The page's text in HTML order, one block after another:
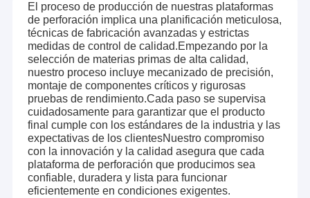
El proceso de producción de nuestras plataformas
de perforación implica una planificación meticulosa,
técnicas de fabricación avanzadas y estrictas
medidas de control de calidad.Empezando por la
selección de materias primas de alta calidad,
nuestro proceso incluye mecanizado de precisión,
montaje de componentes críticos y rigurosas
pruebas de rendimiento.Cada paso se supervisa
cuidadosamente para garantizar que el producto
final cumple con los estándares de la industria y las
expectativas de los clientesNuestro compromiso
con la innovación y la calidad asegura que cada
plataforma de perforación que producimos sea
confiable, duradera y lista para funcionar
eficientemente en condiciones exigentes.